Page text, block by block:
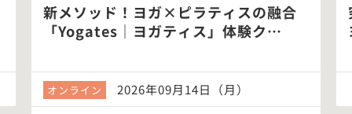
新メソッド！ヨガ×ピラティスの融合
「Yogates｜ヨガティス」体験ク…
オンライン 2026年09月14日（月）